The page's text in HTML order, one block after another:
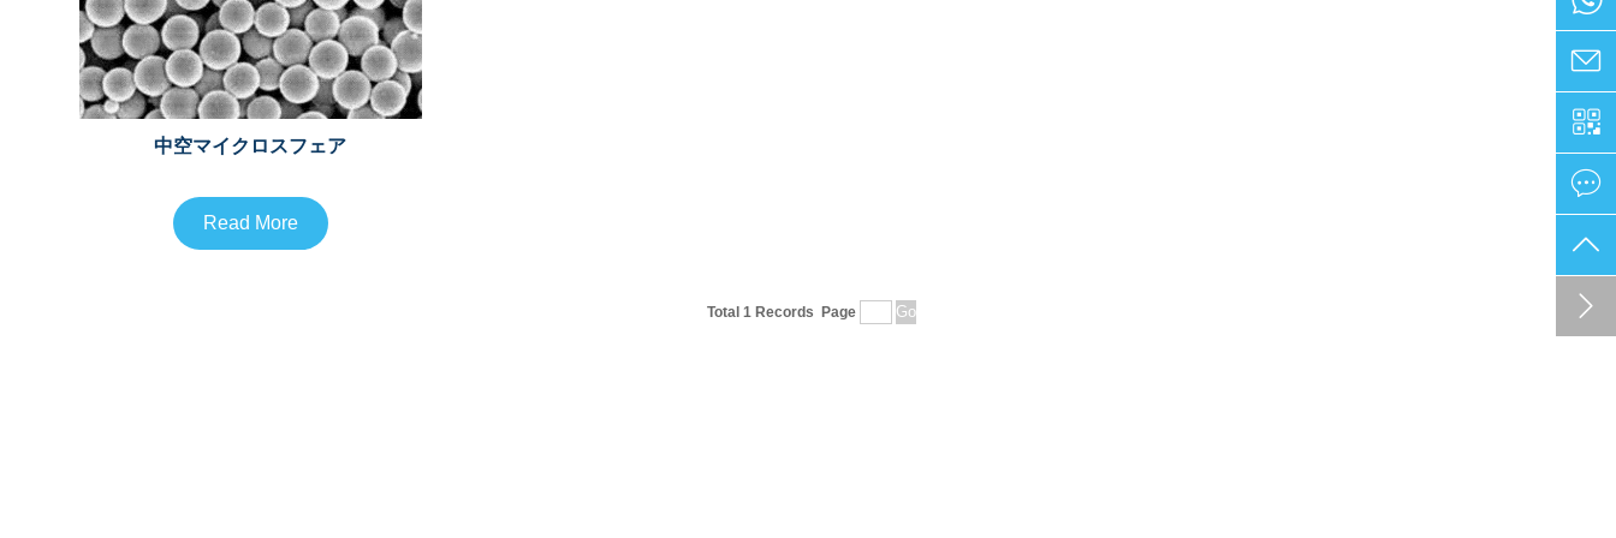
中空マイクロスフェア
Read More
Total 1 Records Page